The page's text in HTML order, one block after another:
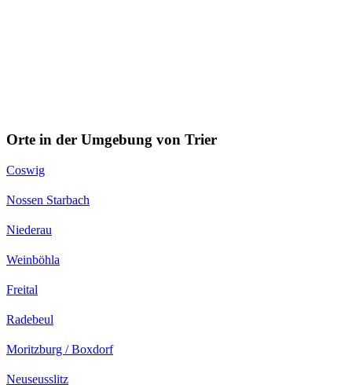
Orte in der Umgebung von Trier
Coswig
Nossen Starbach
Niederau
Weinböhla
Freital
Radebeul
Moritzburg / Boxdorf
Neuseusslitz